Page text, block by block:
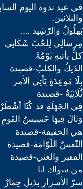
في عيد ندوة اليوم
والثلاثين.
بَهلُولُ وَالرّشِيد ....
مِرسَالِي لِلحُبّ شَكَاتِي
كلٌّ يأتيهِ يَوْمُهْ
الدّيكُ والكلبُ-قصيدة
بِلَا مَوعِدَةِِ يَأتِي الأمر
ثُلَاثِيّةُ -قصيدة
فِي الجَهَلَةِ قَد كُنّا
وَنَالَ فِيهَا خَسِيسُ
هي الحقيقة-قصيدة
النّفسُ اللّوّامَة-قصيدة
الفقير والغني-قصيدة
من سواك لنا...
سرّ الأسرارِ بذيلِ حِمَارْ